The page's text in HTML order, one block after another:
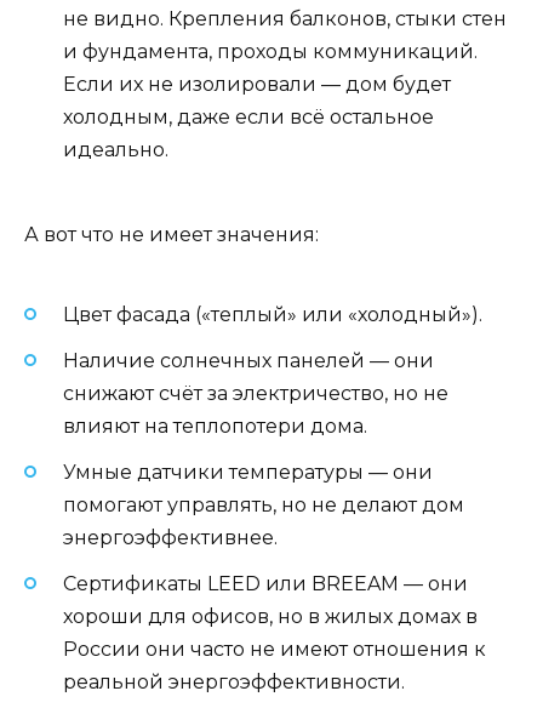
не видно. Крепления балконов, стыки стен
и фундамента, проходы коммуникаций.
Если их не изолировали — дом будет
холодным, даже если всё остальное
идеально.
А вот что не имеет значения:
Цвет фасада («теплый» или «холодный»).
Наличие солнечных панелей — они
снижают счёт за электричество, но не
влияют на теплопотери дома.
Умные датчики температуры — они
помогают управлять, но не делают дом
энергоэффективнее.
Сертификаты LEED или BREEAM — они
хороши для офисов, но в жилых домах в
России они часто не имеют отношения к
реальной энергоэффективности.